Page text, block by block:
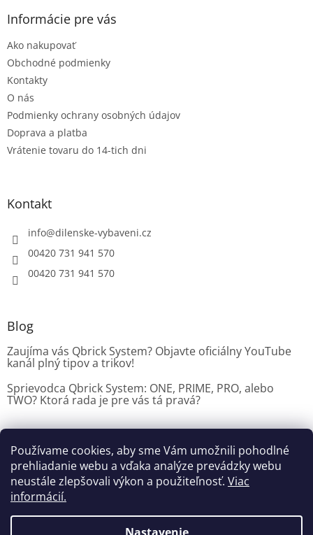
Používame cookies, aby sme Vám umožnili pohodlné
prehliadanie webu a vďaka analýze prevádzky webu
neustále zlepšovali výkon a použiteľnosť. Viac
informácií.
y
Informácie pre vás
Ako nakupovať
Obchodné podmienky
Kontakty
O nás
Podmienky ochrany osobných údajov
Doprava a platba
Vrátenie tovaru do 14-tich dni
Kontakt
info@dilenske-vybaveni.cz
00420 731 941 570
00420 731 941 570
Blog
Zaujíma vás Qbrick System? Objavte oficiálny YouTube
kanál plný tipov a trikov!
Sprievodca Qbrick System: ONE, PRIME, PRO, alebo
TWO? Ktorá rada je pre vás tá pravá?
Dílenské vybavení CZ